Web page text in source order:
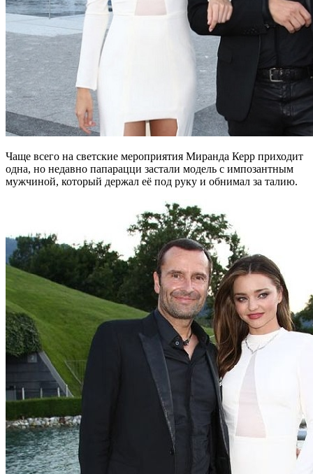
Чаще всего на светские мероприятия Миранда Керр приходит
одна, но недавно папарацци застали модель с импозантным
мужчиной, который держал её под руку и обнимал за талию.